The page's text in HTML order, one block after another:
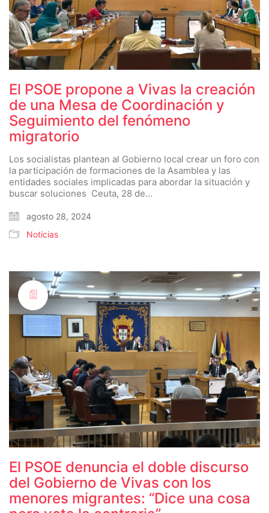
El PSOE propone a Vivas la creación
de una Mesa de Coordinación y
Seguimiento del fenómeno
migratorio
Los socialistas plantean al Gobierno local crear un foro con
la participación de formaciones de la Asamblea y las
entidades sociales implicadas para abordar la situación y
buscar soluciones Ceuta, 28 de…
agosto 28, 2024
Noticias
El PSOE denuncia el doble discurso
del Gobierno de Vivas con los
menores migrantes: “Dice una cosa